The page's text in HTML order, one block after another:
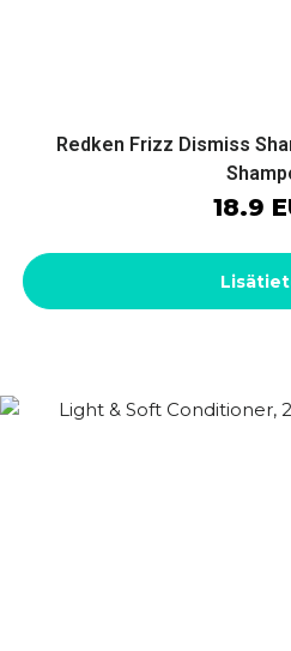
Redken Frizz Dismiss
18.9